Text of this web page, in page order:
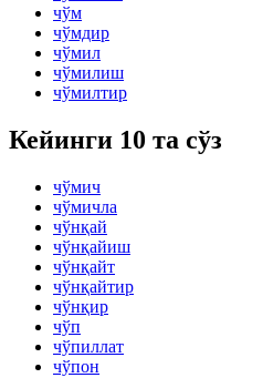
чўм
чўмдир
чўмил
чўмилиш
чўмилтир
Кейинги 10 та сўз
чўмич
чўмичла
чўнқай
чўнқайиш
чўнқайт
чўнқайтир
чўнқир
чўп
чўпиллат
чўпон